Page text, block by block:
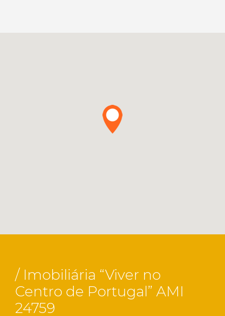
/ Imobiliária “Viver no
Centro de Portugal” AMI
24759